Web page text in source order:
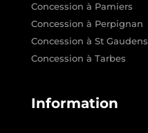
Concession à Pamiers
Concession à Perpignan
Concession à St Gaudens
Concession à Tarbes
Information